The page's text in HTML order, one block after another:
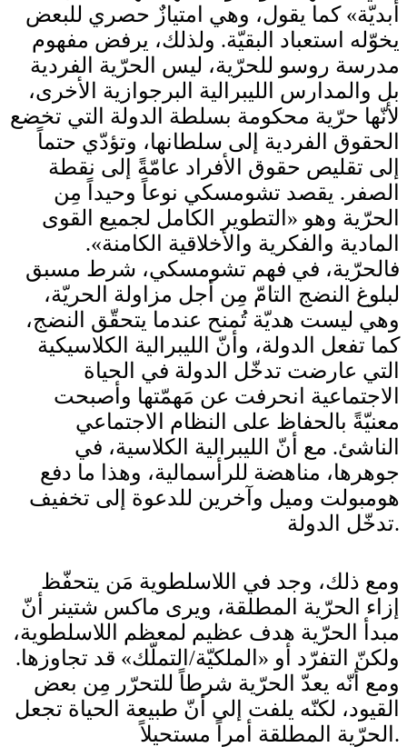
أبديّة» كما يقول، وهي امتيازٌ حصري للبعض
يخوّله استعباد البقيّة. ولذلك، يرفض مفهوم
مدرسة روسو للحرّية، ليس الحرّية الفردية
بل والمدارس الليبرالية البرجوازية الأخرى،
لأنّها حرّية محكومة بسلطة الدولة التي تخضع
الحقوق الفردية إلى سلطانها، وتؤدّي حتماً
إلى تقليص حقوق الأفراد عامّةً إلى نقطة
الصفر. يقصد تشومسكي نوعاً وحيداً مِن
الحرّية وهو «التطوير الكامل لجميع القوى
المادية والفكرية والأخلاقية الكامنة».
فالحرّية، في فهم تشومسكي، شرط مسبق
لبلوغ النضج التامّ مِن أجل مزاولة الحريّة،
وهي ليست هديّة تُمنح عندما يتحقّق النضج،
كما تفعل الدولة، وأنّ الليبرالية الكلاسيكية
التي عارضت تدخّل الدولة في الحياة
الاجتماعية انحرفت عن مَهمّتها وأصبحت
معنيّةً بالحفاظ على النظام الاجتماعي
الناشئ. مع أنّ الليبرالية الكلاسية، في
جوهرها، مناهضة للرأسمالية، وهذا ما دفع
هومبولت وميل وآخرين للدعوة إلى تخفيف
تدخّل الدولة.
ومع ذلك، وجد في اللاسلطوية مَن يتحفّظ
إزاء الحرّية المطلقة، ويرى ماكس شتينر أنّ
مبدأ الحرّية هدف عظيم لمعظم اللاسلطوية،
ولكنّ التفرّد أو «الملكيّة/التملّك» قد تجاوزها.
ومع أنّه يعدّ الحرّية شرطاً للتحرّر مِن بعض
القيود، لكنّه يلفت إلى أنّ طبيعة الحياة تجعل
الحرّية المطلقة أمراً مستحيلاً.